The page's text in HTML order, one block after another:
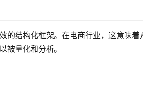
的结构化框架。在电商行业，这意味着
被量化和分析。